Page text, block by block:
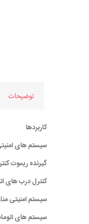
توضیحات
کاربردها
سیستم های
گیرنده ریموت
کنترل درب های
سیستم امنیتی
سیستم های